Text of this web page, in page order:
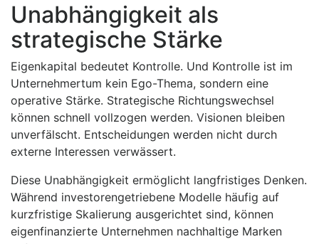
Unabhängigkeit als
strategische Stärke
Eigenkapital bedeutet Kontrolle. Und Kontrolle ist im
Unternehmertum kein Ego-Thema, sondern eine
operative Stärke. Strategische Richtungswechsel
können schnell vollzogen werden. Visionen bleiben
unverfälscht. Entscheidungen werden nicht durch
externe Interessen verwässert.
Diese Unabhängigkeit ermöglicht langfristiges Denken.
Während investorengetriebene Modelle häufig auf
kurzfristige Skalierung ausgerichtet sind, können
eigenfinanzierte Unternehmen nachhaltige Marken